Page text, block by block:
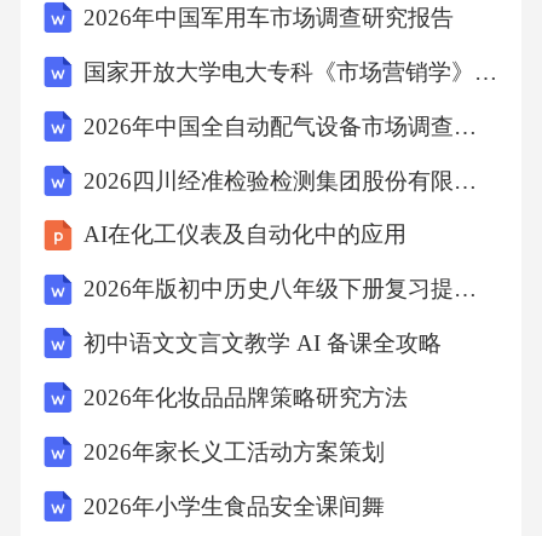
2026年中国军用车市场调查研究报告
国家开放大学电大专科《市场营销学》案例分析题库及答案
2026年中国全自动配气设备市场调查研究报告
2026四川经准检验检测集团股份有限公司计量分公司第二批项目合同制员工招聘16人笔试历年参考题库附带答案详解
AI在化工仪表及自动化中的应用
2026年版初中历史八年级下册复习提纲（表格型）
初中语文文言文教学 AI 备课全攻略
2026年化妆品品牌策略研究方法
2026年家长义工活动方案策划
2026年小学生食品安全课间舞